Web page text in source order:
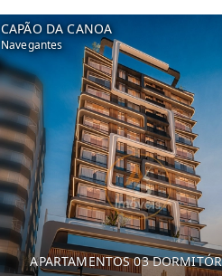
CAPÃO DA CANOA
Navegantes
APARTAMENTOS 03